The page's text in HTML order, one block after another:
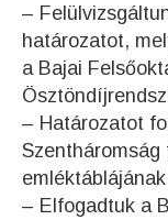
–
határozatot,
a Bajai
– Határozatot
– Elfogadtuk a